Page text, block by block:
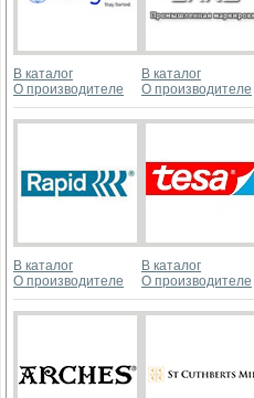
В каталог
О производителе
В каталог
О производителе
В каталог
О производителе
В каталог
О производителе